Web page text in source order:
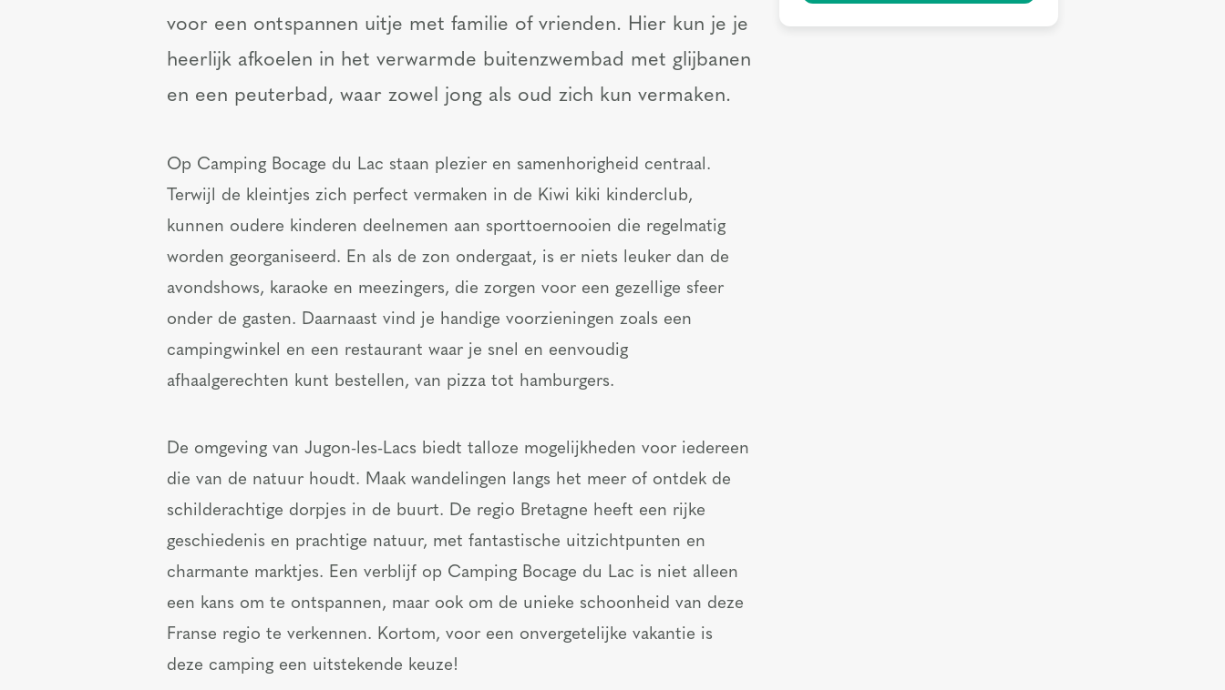
voor een ontspannen uitje met familie of vrienden. Hier kun je je
heerlijk afkoelen in het verwarmde buitenzwembad met glijbanen
en een peuterbad, waar zowel jong als oud zich kun vermaken.
Op Camping Bocage du Lac staan plezier en samenhorigheid centraal.
Terwijl de kleintjes zich perfect vermaken in de Kiwi kiki kinderclub,
kunnen oudere kinderen deelnemen aan sporttoernooien die regelmatig
worden georganiseerd. En als de zon ondergaat, is er niets leuker dan de
avondshows, karaoke en meezingers, die zorgen voor een gezellige sfeer
onder de gasten. Daarnaast vind je handige voorzieningen zoals een
campingwinkel en een restaurant waar je snel en eenvoudig
afhaalgerechten kunt bestellen, van pizza tot hamburgers.
De omgeving van Jugon-les-Lacs biedt talloze mogelijkheden voor iedereen
die van de natuur houdt. Maak wandelingen langs het meer of ontdek de
schilderachtige dorpjes in de buurt. De regio Bretagne heeft een rijke
geschiedenis en prachtige natuur, met fantastische uitzichtpunten en
charmante marktjes. Een verblijf op Camping Bocage du Lac is niet alleen
een kans om te ontspannen, maar ook om de unieke schoonheid van deze
Franse regio te verkennen. Kortom, voor een onvergetelijke vakantie is
deze camping een uitstekende keuze!